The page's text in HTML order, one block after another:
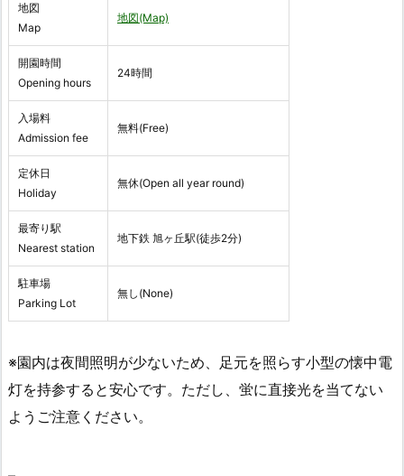
地図
Map
地図(Map)
開園時間
Opening hours
24時間
入場料
Admission fee
無料(Free)
定休日
Holiday
無休(Open all year round)
最寄り駅
Nearest station
地下鉄 旭ヶ丘駅(徒歩2分)
駐車場
Parking Lot
無し(None)
※園内は夜間照明が少ないため、足元を照らす小型の懐中電
灯を持参すると安心です。ただし、蛍に直接光を当てない
ようご注意ください。